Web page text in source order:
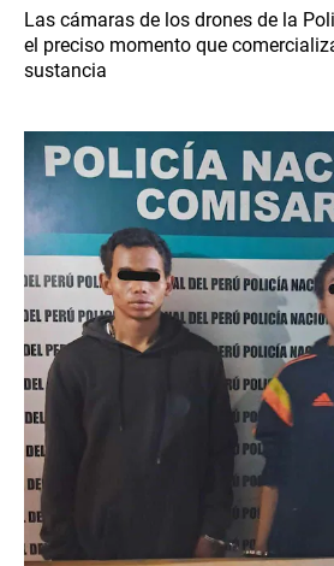
Las cámaras de los drones de la
el preciso momento que
sustancia